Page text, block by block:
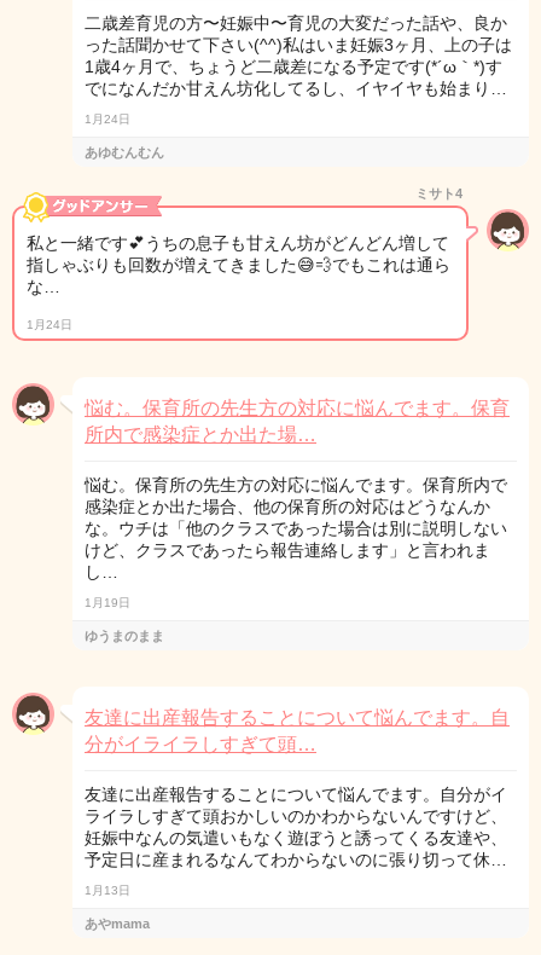
二歳差育児の方〜妊娠中〜育児の大変だった話や、良か
った話聞かせて下さい(^^)私はいま妊娠3ヶ月、上の子は
1歳4ヶ月で、ちょうど二歳差になる予定です(*´ω｀*)す
でになんだか甘えん坊化してるし、イヤイヤも始まり…
1月24日
あゆむんむん
ミサト4
私と一緒です💕うちの息子も甘えん坊がどんどん増して
指しゃぶりも回数が増えてきました😅💨でもこれは通ら
な…
1月24日
悩む。保育所の先生方の対応に悩んでます。保育
所内で感染症とか出た場…
悩む。保育所の先生方の対応に悩んでます。保育所内で
感染症とか出た場合、他の保育所の対応はどうなんか
な。ウチは「他のクラスであった場合は別に説明しない
けど、クラスであったら報告連絡します」と言われま
し…
1月19日
ゆうまのまま
友達に出産報告することについて悩んでます。自
分がイライラしすぎて頭…
友達に出産報告することについて悩んでます。自分がイ
ライラしすぎて頭おかしいのかわからないんですけど、
妊娠中なんの気遣いもなく遊ぼうと誘ってくる友達や、
予定日に産まれるなんてわからないのに張り切って休…
1月13日
あやmama